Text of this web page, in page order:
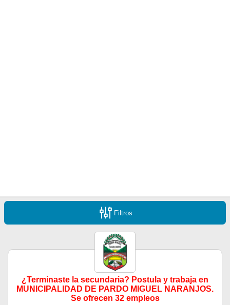
Filtros
¿Terminaste la secundaria? Postula y trabaja en
MUNICIPALIDAD DE PARDO MIGUEL NARANJOS.
Se ofrecen 32 empleos